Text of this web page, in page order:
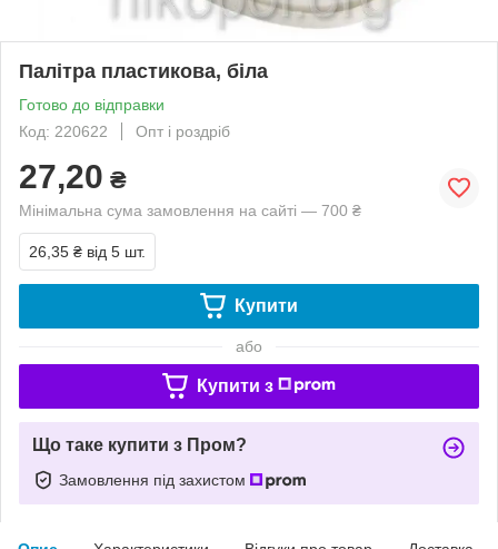
Палітра пластикова, біла
Готово до відправки
Код: 220622
Опт і роздріб
27,20 ₴
Мінімальна сума замовлення на сайті — 700 ₴
26,35 ₴ від 5 шт.
Купити
або
Купити з
Що таке купити з Пром?
Замовлення під захистом